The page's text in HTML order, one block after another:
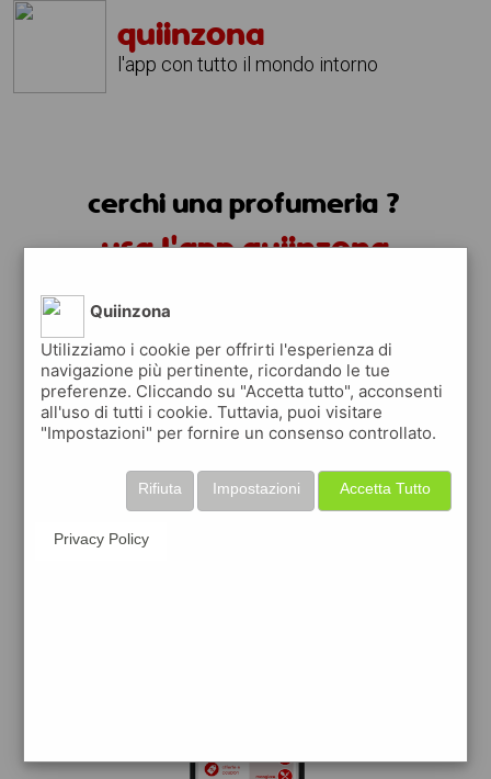
quiinzona
l'app con tutto il mondo intorno
cerchi una profumeria ?
usa l'app quiinzona
trovi le profumerie
scarica gratis
Quiinzona
Utilizziamo i cookie per offrirti l'esperienza di
navigazione più pertinente, ricordando le tue
preferenze. Cliccando su "Accetta tutto", acconsenti
all'uso di tutti i cookie. Tuttavia, puoi visitare
"Impostazioni" per fornire un consenso controllato.
Accetta Tutto
Impostazioni
Rifiuta
Privacy Policy